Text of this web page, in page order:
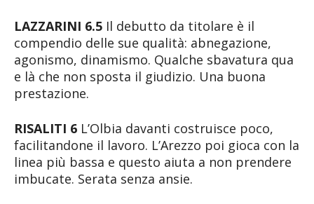
LAZZARINI 6.5 Il debutto da titolare è il
compendio delle sue qualità: abnegazione,
agonismo, dinamismo. Qualche sbavatura qua
e là che non sposta il giudizio. Una buona
prestazione.
RISALITI 6 L’Olbia davanti costruisce poco,
facilitandone il lavoro. L’Arezzo poi gioca con la
linea più bassa e questo aiuta a non prendere
imbucate. Serata senza ansie.